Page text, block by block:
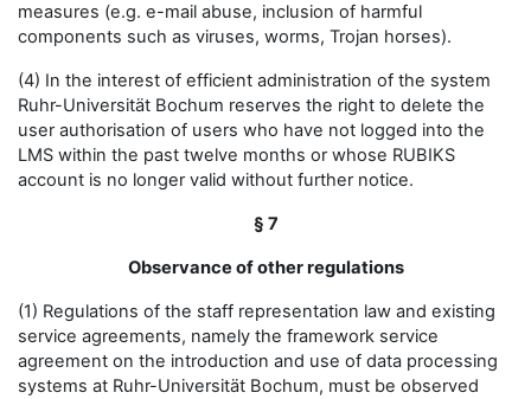
measures (e.g. e-mail abuse, inclusion of harmful
components such as viruses, worms, Trojan horses).
(4) In the interest of efficient administration of the system
Ruhr-Universität Bochum reserves the right to delete the
user authorisation of users who have not logged into the
LMS within the past twelve months or whose RUBIKS
account is no longer valid without further notice.
§ 7
Observance of other regulations
(1) Regulations of the staff representation law and existing
service agreements, namely the framework service
agreement on the introduction and use of data processing
systems at Ruhr-Universität Bochum, must be observed